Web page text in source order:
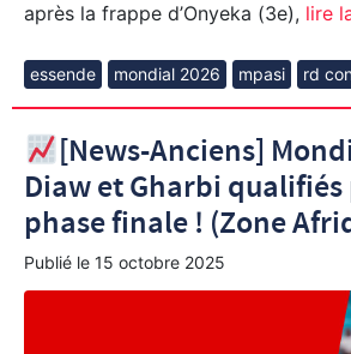
après la frappe d’Onyeka (3e), lire
essende mondial 2026 mpasi rd
[News-Anciens]
Diaw et Gharbi
phase finale ! (Zone
Publié le 15 octobre 2025